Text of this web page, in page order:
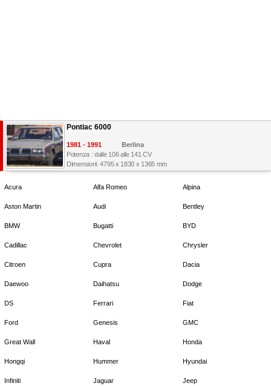
Pontiac 6000
1981 - 1991
Berlina
Potenza : dalle 106 alle 141 CV
Dimensioni: 4795 x 1830 x 1365 mm
Acura Alfa Romeo Alpina
Aston Martin Audi Bentley
BMW Bugatti BYD
Cadillac Chevrolet Chrysler
Citroen Cupra Dacia
Daewoo Daihatsu Dodge
DS Ferrari Fiat
Ford Genesis GMC
Great Wall Haval Honda
Hongqi Hummer Hyundai
Infiniti Jaguar Jeep